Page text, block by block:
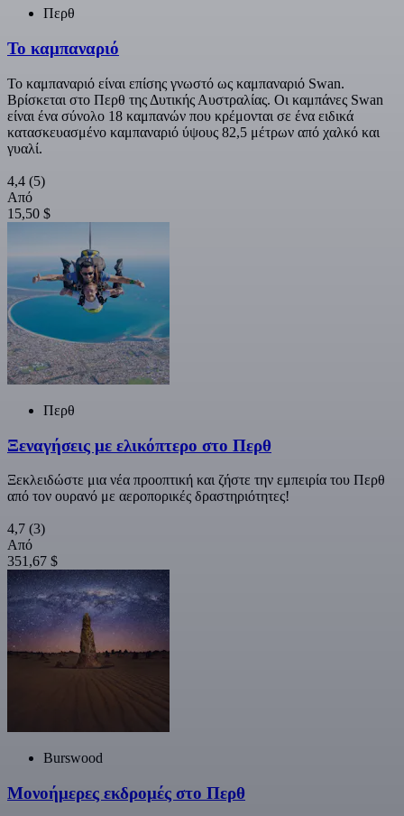
Περθ
Το καμπαναριό
Το καμπαναριό είναι επίσης γνωστό ως καμπαναριό Swan.
Βρίσκεται στο Περθ της Δυτικής Αυστραλίας. Οι καμπάνες Swan
είναι ένα σύνολο 18 καμπανών που κρέμονται σε ένα ειδικά
κατασκευασμένο καμπαναριό ύψους 82,5 μέτρων από χαλκό και
γυαλί.
4,4 (5)
Από
15,50 $
Περθ
Ξεναγήσεις με ελικόπτερο στο Περθ
Ξεκλειδώστε μια νέα προοπτική και ζήστε την εμπειρία του Περθ
από τον ουρανό με αεροπορικές δραστηριότητες!
4,7 (3)
Από
351,67 $
Burswood
Μονοήμερες εκδρομές στο Περθ